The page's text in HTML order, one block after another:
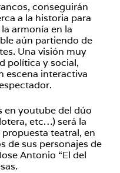
conseguirán
a la historia para
armonía en la
aún partiendo de
Una visión muy
política y social,
escena interactiva
en youtube del dúo
etc…) será la
teatral, en
de sus personajes de
Antonio “El del